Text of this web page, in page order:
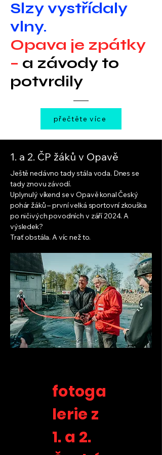
Slzy vystřídaly
vlny.
Opava je zpátky
– a závody to
potvrdily
přečtěte více
1. a 2. ČP žáků v Opavě
Ještě nedávno tady stála voda. Dnes se
tady znovu závodí.
Uplynulý víkend se v Opavě konal Český
pohár žáků – první velká sportovní zkouška
po ničivých povodních v září 2024. A
výsledek?
Trať obstála. A víc než to.
fotoga
lerie z
1. a 2.